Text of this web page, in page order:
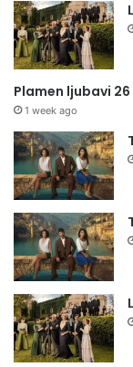
Plamen ljubavi
1 week ago